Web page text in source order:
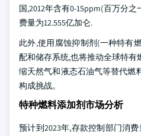
国,2012年含有0-15ppm(百万分
费量为12.555亿加仑.
此外,使用腐蚀抑制剂(一种特有
配和储存系统,也将推动全球特
缩天然气和液态石油气等替代燃
构成挑战。
特种燃料添加剂市场分析
预计到2023年,存款控制部门消费